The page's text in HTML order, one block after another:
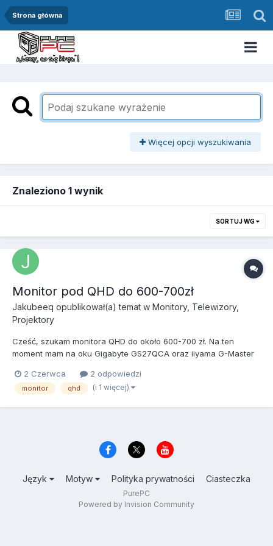
Strona główna
Więcej opcji wyszukiwania
Znaleziono 1 wynik
SORTUJ WG
Monitor pod QHD do 600-700zł
Jakubeeq opublikował(a) temat w Monitory, Telewizory,
Projektory
Cześć, szukam monitora QHD do około 600-700 zł. Na ten
moment mam na oku Gigabyte GS27QCA oraz iiyama G-Master
Najbardziej zależy mi na jakości obrazu, kolorach i ogólnym
klimacie w grach. Lubię odpalić sobie Cyberpunka, RDR2 czy
2 Czerwca 2 odpowiedzi
monitor qhd (i 1 więcej)
Język Motyw Polityka prywatności Ciasteczka
PurePC
Powered by Invision Community